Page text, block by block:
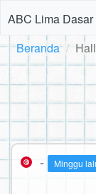
ABC Lima Dasar
Beranda
- Minggu